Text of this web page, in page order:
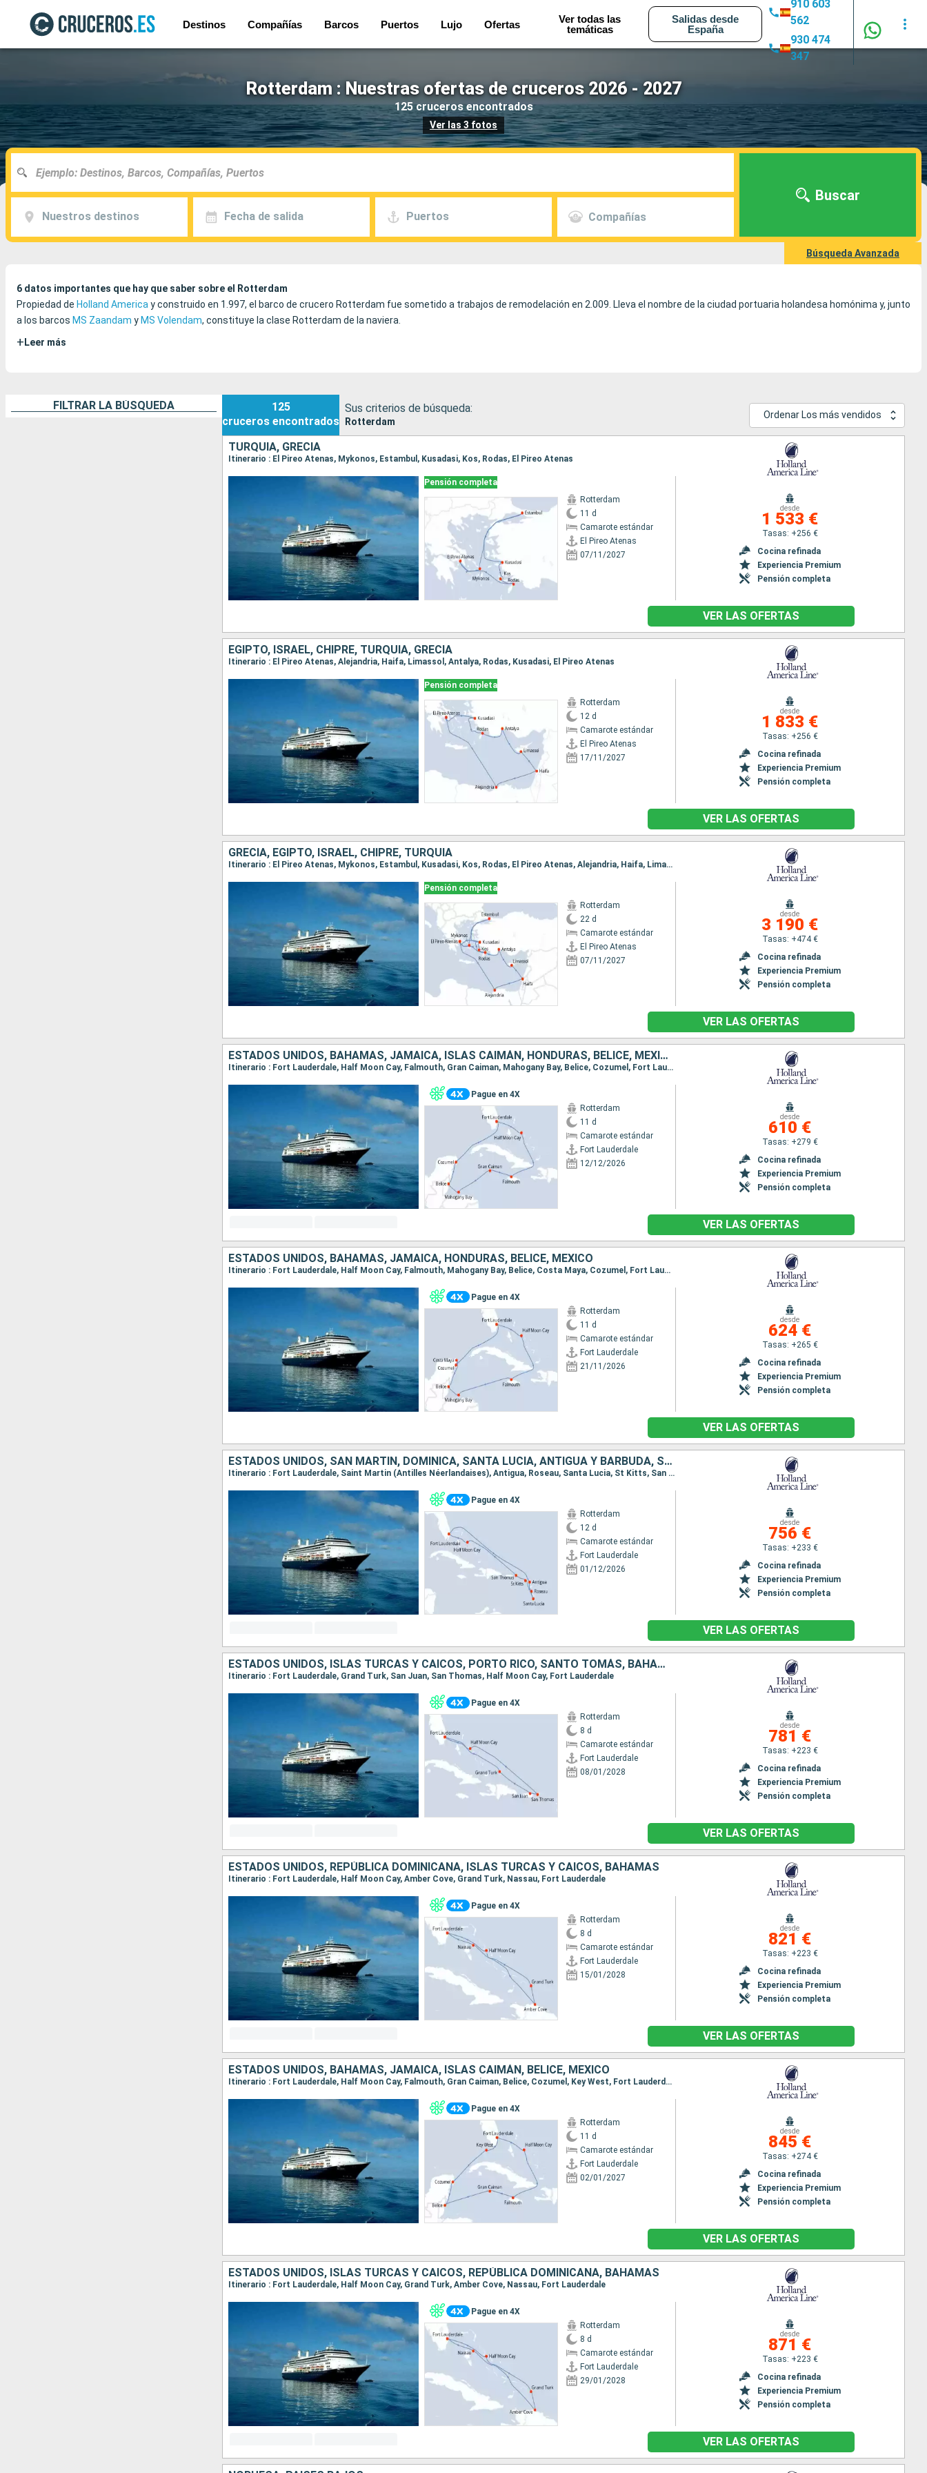
Destinos Compañías Barcos Puertos Lujo Ofertas
Ver todas las
temáticas
Salidas desde
España
910 603
562
930 474
347
Rotterdam : Nuestras ofertas de cruceros 2026 - 2027
125 cruceros encontrados
Ver las 3 fotos
Nuestros destinos Fecha de salida Puertos Compañías
Buscar
Búsqueda Avanzada
6 datos importantes que hay que saber sobre el Rotterdam
Propiedad de Holland America y construido en 1.997, el barco de crucero Rotterdam fue sometido a trabajos de remodelación en 2.009. Lleva el nombre de la ciudad portuaria holandesa homónima y, junto
a los barcos MS Zaandam y MS Volendam, constituye la clase Rotterdam de la naviera.
+ Leer más
FILTRAR LA BÚSQUEDA
125
cruceros encontrados
Sus criterios de búsqueda:
Rotterdam
Ordenar Los más vendidos
TURQUÍA, GRECIA
Itinerario : El Pireo Atenas, Mykonos, Estambul, Kusadasi, Kos, Rodas, El Pireo Atenas
Pensión completa
Rotterdam
11 d
Camarote estándar
El Pireo Atenas
07/11/2027
desde
1 533 €
Tasas: +256 €
Cocina refinada
Experiencia Premium
Pensión completa
VER LAS OFERTAS
EGIPTO, ISRAEL, CHIPRE, TURQUÍA, GRECIA
Itinerario : El Pireo Atenas, Alejandria, Haifa, Limassol, Antalya, Rodas, Kusadasi, El Pireo Atenas
Pensión completa
Rotterdam
12 d
Camarote estándar
El Pireo Atenas
17/11/2027
desde
1 833 €
Tasas: +256 €
Cocina refinada
Experiencia Premium
Pensión completa
VER LAS OFERTAS
GRECIA, EGIPTO, ISRAEL, CHIPRE, TURQUÍA
Itinerario : El Pireo Atenas, Mykonos, Estambul, Kusadasi, Kos, Rodas, El Pireo Atenas, Alejandria, Haifa, Limassol, Antalya, Rodas, Kusadasi, El Pireo Atenas
Pensión completa
Rotterdam
22 d
Camarote estándar
El Pireo Atenas
07/11/2027
desde
3 190 €
Tasas: +474 €
Cocina refinada
Experiencia Premium
Pensión completa
VER LAS OFERTAS
ESTADOS UNIDOS, BAHAMAS, JAMAICA, ISLAS CAIMÁN, HONDURAS, BELICE, MÉXICO
Itinerario : Fort Lauderdale, Half Moon Cay, Falmouth, Gran Caiman, Mahogany Bay, Belice, Cozumel, Fort Lauderdale
Pague en 4X
Rotterdam
11 d
Camarote estándar
Fort Lauderdale
12/12/2026
desde
610 €
Tasas: +279 €
Cocina refinada
Experiencia Premium
Pensión completa
VER LAS OFERTAS
ESTADOS UNIDOS, BAHAMAS, JAMAICA, HONDURAS, BELICE, MÉXICO
Itinerario : Fort Lauderdale, Half Moon Cay, Falmouth, Mahogany Bay, Belice, Costa Maya, Cozumel, Fort Lauderdale
Pague en 4X
Rotterdam
11 d
Camarote estándar
Fort Lauderdale
21/11/2026
desde
624 €
Tasas: +265 €
Cocina refinada
Experiencia Premium
Pensión completa
VER LAS OFERTAS
ESTADOS UNIDOS, SAN MARTÍN, DOMINICA, SANTA LUCIA, ANTIGUA Y BARBUDA, SANTO TOMÁS, BAHAMAS
Itinerario : Fort Lauderdale, Saint Martin (Antilles Néerlandaises), Antigua, Roseau, Santa Lucia, St Kitts, San Thomas, Half Moon Cay, Fort Lauderdale
Pague en 4X
Rotterdam
12 d
Camarote estándar
Fort Lauderdale
01/12/2026
desde
756 €
Tasas: +233 €
Cocina refinada
Experiencia Premium
Pensión completa
VER LAS OFERTAS
ESTADOS UNIDOS, ISLAS TURCAS Y CAICOS, PORTO RICO, SANTO TOMÁS, BAHAMAS
Itinerario : Fort Lauderdale, Grand Turk, San Juan, San Thomas, Half Moon Cay, Fort Lauderdale
Pague en 4X
Rotterdam
8 d
Camarote estándar
Fort Lauderdale
08/01/2028
desde
781 €
Tasas: +223 €
Cocina refinada
Experiencia Premium
Pensión completa
VER LAS OFERTAS
ESTADOS UNIDOS, REPÚBLICA DOMINICANA, ISLAS TURCAS Y CAICOS, BAHAMAS
Itinerario : Fort Lauderdale, Half Moon Cay, Amber Cove, Grand Turk, Nassau, Fort Lauderdale
Pague en 4X
Rotterdam
8 d
Camarote estándar
Fort Lauderdale
15/01/2028
desde
821 €
Tasas: +223 €
Cocina refinada
Experiencia Premium
Pensión completa
VER LAS OFERTAS
ESTADOS UNIDOS, BAHAMAS, JAMAICA, ISLAS CAIMÁN, BELICE, MÉXICO
Itinerario : Fort Lauderdale, Half Moon Cay, Falmouth, Gran Caiman, Belice, Cozumel, Key West, Fort Lauderdale
Pague en 4X
Rotterdam
11 d
Camarote estándar
Fort Lauderdale
02/01/2027
desde
845 €
Tasas: +274 €
Cocina refinada
Experiencia Premium
Pensión completa
VER LAS OFERTAS
ESTADOS UNIDOS, ISLAS TURCAS Y CAICOS, REPÚBLICA DOMINICANA, BAHAMAS
Itinerario : Fort Lauderdale, Half Moon Cay, Grand Turk, Amber Cove, Nassau, Fort Lauderdale
Pague en 4X
Rotterdam
8 d
Camarote estándar
Fort Lauderdale
29/01/2028
desde
871 €
Tasas: +223 €
Cocina refinada
Experiencia Premium
Pensión completa
VER LAS OFERTAS